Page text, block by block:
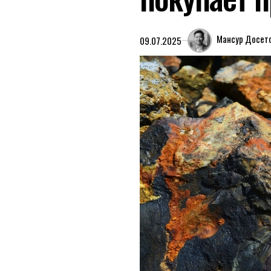
09.07.2025 Мансур